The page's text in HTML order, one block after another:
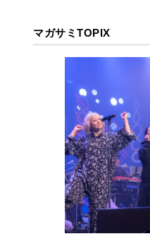
マガサミTOPIX